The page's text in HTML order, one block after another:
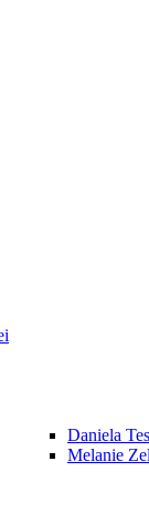
Daniela
Melanie